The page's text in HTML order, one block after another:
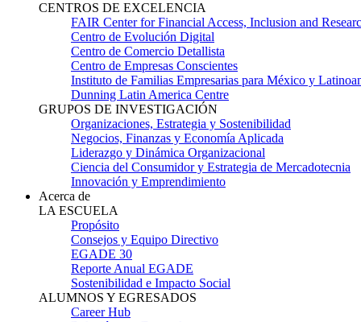
CENTROS DE EXCELENCIA
FAIR Center for Financial Access, Inclusion and
Centro de Evolución Digital
Centro de Comercio Detallista
Centro de Empresas Conscientes
Instituto de Familias Empresarias para México y
Dunning Latin America Centre
GRUPOS DE INVESTIGACIÓN
Organizaciones, Estrategia y Sostenibilidad
Negocios, Finanzas y Economía Aplicada
Liderazgo y Dinámica Organizacional
Ciencia del Consumidor y Estrategia de Mercadotecnia
Innovación y Emprendimiento
Acerca de
LA ESCUELA
Propósito
Consejos y Equipo Directivo
EGADE 30
Reporte Anual EGADE
Sostenibilidad e Impacto Social
ALUMNOS Y EGRESADOS
Career Hub